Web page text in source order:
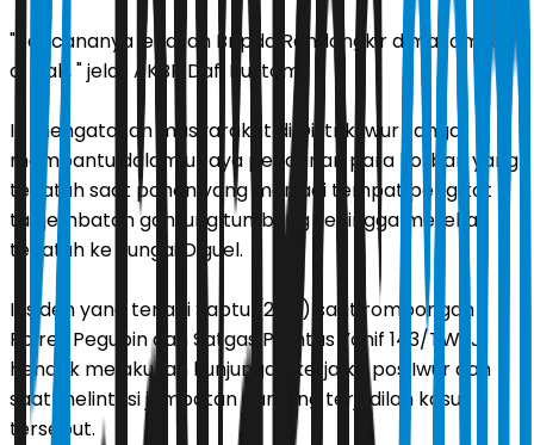
"Rencananya jenazah Bripda Randongkir dimakamkan
di Biak, " jelas AKBP Dafi Bustomi.
Ia mengatakan masyarakat di Distrik Iwur sangat
membantu dalam upaya pencarian para korban yang
terjatuh saat pohon yang menjadi tempat pengikat
tali jembatan gantung tumbang sehingga mereka
terjatuh ke Sungai Diguel.
Insiden yang terjadi Sabtu (28/1) saat rombongan
Polres Pegubin dan Satgas Pamtas Yonif 143/TWEJ
hendak melakukan kunjungan kerja ke pos Iwur dan
saat melintasi jembatan gantung terjadilah kasus
tersebut.